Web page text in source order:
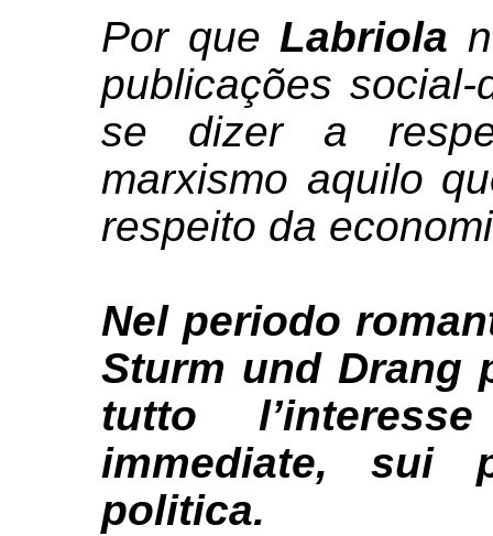
Por que Labriola
publicações
se dizer a
marxismo aquilo
respeito da
Nel periodo
Sturm und Drang
tutto
immediate, sui
politica.